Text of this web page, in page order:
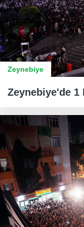
Zeynebiye
Zeynebiye'de 1